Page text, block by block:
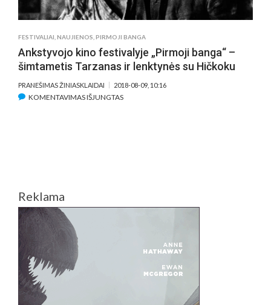
ĮTAMPOS
MEISTRO
ŠEDEVRAI
FESTIVALIAI NAUJIENOS PIRMOJI BANGA
Ankstyvojo kino festivalyje „Pirmoji banga“ –
šimtametis Tarzanas ir lenktynės su Hičkoku
PRANEŠIMAS ŽINIASKLAIDAI 2018-08-09, 10:16
KOMENTAVIMAS IŠJUNGTASĮRAŠE
HIČKOKU
Reklama